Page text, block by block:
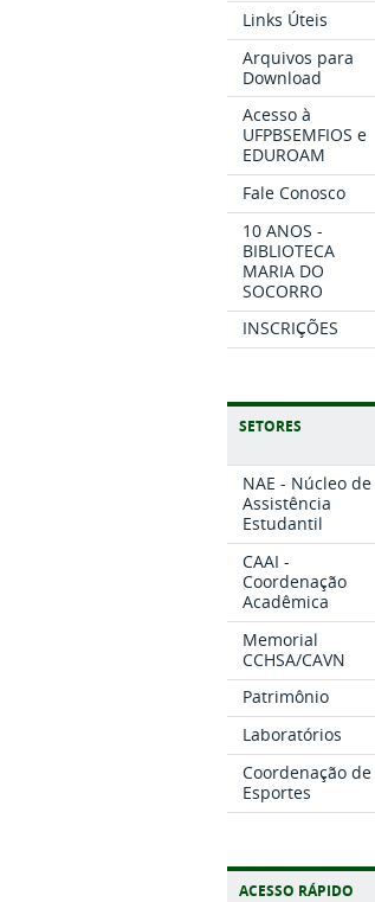
Links Úteis
Arquivos para
Download
Acesso à
UFPBSEMFIOS e
EDUROAM
Fale Conosco
10 ANOS -
BIBLIOTECA
MARIA DO
SOCORRO
INSCRIÇÕES
SETORES
NAE - Núcleo de
Assistência
Estudantil
CAAI -
Coordenação
Acadêmica
Memorial
CCHSA/CAVN
Patrimônio
Laboratórios
Coordenação de
Esportes
ACESSO RÁPIDO